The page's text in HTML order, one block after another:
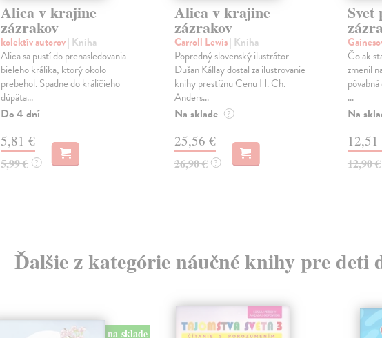
Alica v krajine
zázrakov
kolektív autorov| Kniha
Alica sa pustí do prenasledovania
bieleho králika, ktorý okolo
prebehol. Spadne do králičieho
dúpäta...
Do 4 dní
5,81 €
5,99 € ?
Alica v krajine
zázrakov
Carroll Lewis| Kniha
Popredný slovenský ilustrátor
Dušan Kállay dostal za ilustrovanie
knihy prestížnu Cenu H. Ch.
Anders...
Na sklade ?
25,56 €
26,90 € ?
Svet
Čo ak
zmenil
...
Na
12,51
12,90 €
Ďalšie z kategórie náučné knihy pre deti
na sklade